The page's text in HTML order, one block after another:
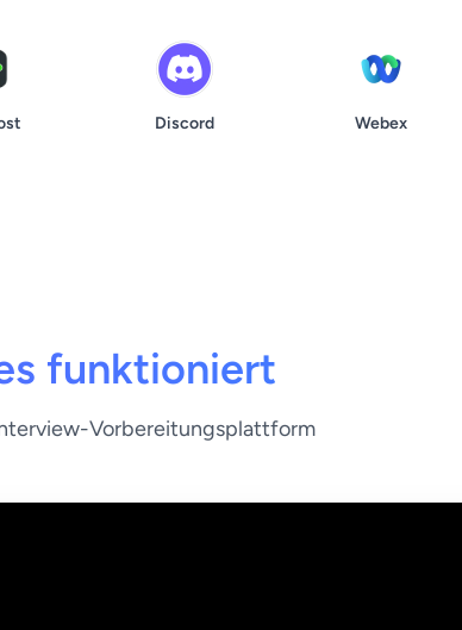
Discord Webex
funktioniert
Vorbereitungsplattform